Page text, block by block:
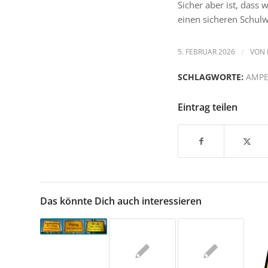
Sicher aber ist, dass
einen sicheren
5. FEBRUAR 2026 / VON
SCHLAGWORTE:
Eintrag teilen
Das könnte Dich auch interessieren